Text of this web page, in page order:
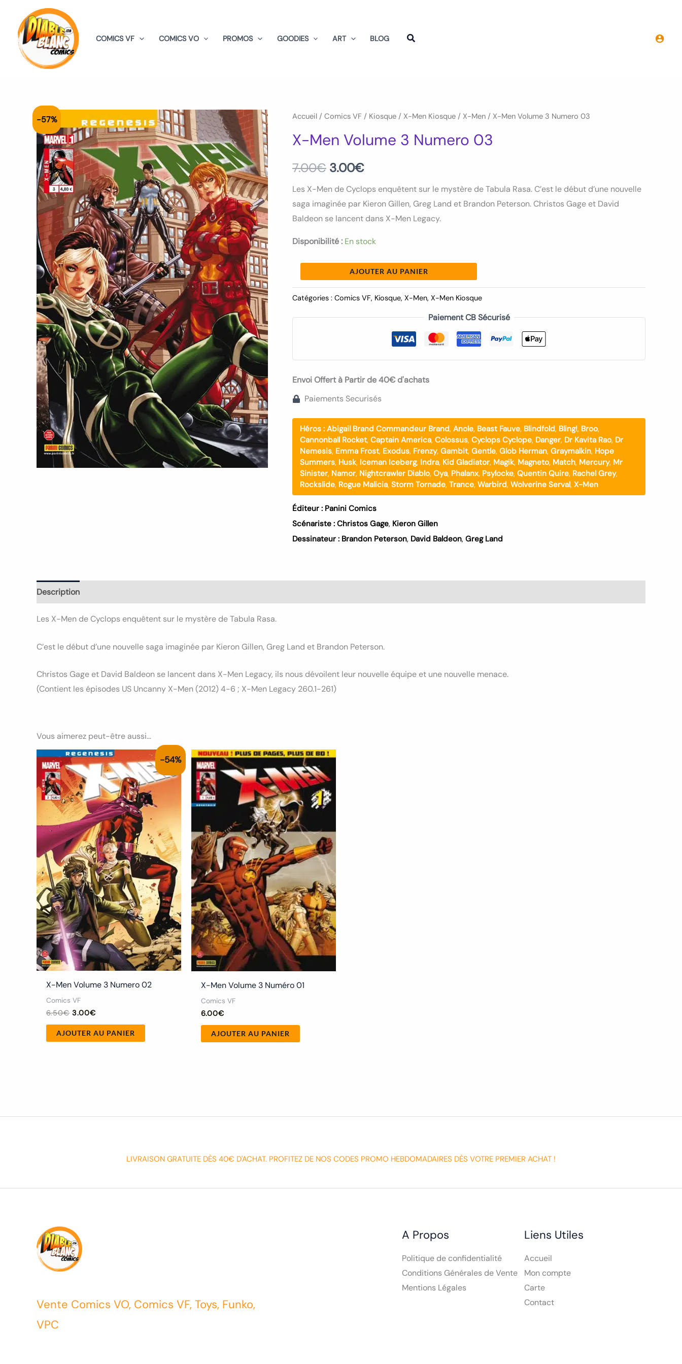
contenu
COMICS VF COMICS VO PROMOS GOODIES ART BLOG
-57% Accueil / Comics VF / Kiosque / X-Men Kiosque / X-Men / X-Men Volume 3 Numero 03
X-Men Volume 3 Numero 03
7.00€
Le
prix
initial
était :
7.00€.
3.00€
Le
prix
actuel
est :
3.00€.
Les X-Men de Cyclops enquêtent sur le mystère de Tabula Rasa. C’est le début d’une nouvelle
saga imaginée par Kieron Gillen, Greg Land et Brandon Peterson. Christos Gage et David
Baldeon se lancent dans X-Men Legacy.
Disponibilité : En stock
quantité
X-
Volume
3
Numero
03
AJOUTER AU PANIER
Catégories : Comics VF, Kiosque, X-Men, X-Men Kiosque
Paiement CB Sécurisé
Envoi Offert à Partir de 40€ d'achats
Paiements Securisés
Héros : Abigail Brand Commandeur Brand, Anole, Beast Fauve, Blindfold, Bling!, Broo,
Cannonball Rocket, Captain America, Colossus, Cyclops Cyclope, Danger, Dr Kavita Rao, Dr
Nemesis, Emma Frost, Exodus, Frenzy, Gambit, Gentle, Glob Herman, Graymalkin, Hope
Summers, Husk, Iceman Iceberg, Indra, Kid Gladiator, Magik, Magneto, Match, Mercury, Mr
Sinister, Namor, Nightcrawler Diablo, Oya, Phalanx, Psylocke, Quentin Quire, Rachel Grey,
Rockslide, Rogue Malicia, Storm Tornade, Trance, Warbird, Wolverine Serval, X-Men
Éditeur : Panini Comics
Scénariste : Christos Gage, Kieron Gillen
Dessinateur : Brandon Peterson, David Baldeon, Greg Land
Description
Les X-Men de Cyclops enquêtent sur le mystère de Tabula Rasa.
C’est le début d’une nouvelle saga imaginée par Kieron Gillen, Greg Land et Brandon Peterson.
Christos Gage et David Baldeon se lancent dans X-Men Legacy, ils nous dévoilent leur nouvelle équipe et une nouvelle menace.
(Contient les épisodes US Uncanny X-Men (2012) 4-6 ; X-Men Legacy 260.1-261)
Vous aimerez peut-être aussi…
-54%
X-Men Volume 3 Numero 02
Comics VF
6.50€
Le
prix
initial
était :
6.50€.
3.00€
Le
prix
actuel
est :
3.00€.
AJOUTER AU PANIER
X-Men Volume 3 Numéro 01
Comics VF
6.00€
AJOUTER AU PANIER
LIVRAISON GRATUITE DÈS 40€ D'ACHAT. PROFITEZ DE NOS CODES PROMO HEBDOMADAIRES DÈS VOTRE PREMIER ACHAT !
Vente Comics VO, Comics VF, Toys, Funko,
VPC
A Propos
Politique de confidentialité
Conditions Générales de Vente
Mentions Légales
Liens Utiles
Accueil
Mon compte
Carte
Contact